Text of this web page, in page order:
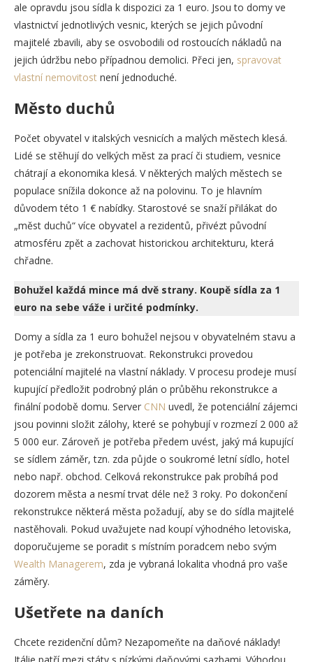
ale opravdu jsou sídla k dispozici za 1 euro. Jsou to domy ve
vlastnictví jednotlivých vesnic, kterých se jejich původní
majitelé zbavili, aby se osvobodili od rostoucích nákladů na
jejich údržbu nebo případnou demolici. Přeci jen, spravovat
vlastní nemovitost není jednoduché.
Město duchů
Počet obyvatel v italských vesnicích a malých městech klesá.
Lidé se stěhují do velkých měst za prací či studiem, vesnice
chátrají a ekonomika klesá. V některých malých městech se
populace snížila dokonce až na polovinu. To je hlavním
důvodem této 1 € nabídky. Starostové se snaží přilákat do
„měst duchů“ více obyvatel a rezidentů, přivézt původní
atmosféru zpět a zachovat historickou architekturu, která
chřadne.
Bohužel každá mince má dvě strany. Koupě sídla za 1
euro na sebe váže i určité podmínky.
Domy a sídla za 1 euro bohužel nejsou v obyvatelném stavu a
je potřeba je zrekonstruovat. Rekonstrukci provedou
potenciální majitelé na vlastní náklady. V procesu prodeje musí
kupující předložit podrobný plán o průběhu rekonstrukce a
finální podobě domu. Server CNN uvedl, že potenciální zájemci
jsou povinni složit zálohy, které se pohybují v rozmezí 2 000 až
5 000 eur. Zároveň je potřeba předem uvést, jaký má kupující
se sídlem záměr, tzn. zda půjde o soukromé letní sídlo, hotel
nebo např. obchod. Celková rekonstrukce pak probíhá pod
dozorem města a nesmí trvat déle než 3 roky. Po dokončení
rekonstrukce některá města požadují, aby se do sídla majitelé
nastěhovali. Pokud uvažujete nad koupí výhodného letoviska,
doporučujeme se poradit s místním poradcem nebo svým
Wealth Managerem, zda je vybraná lokalita vhodná pro vaše
záměry.
Ušetřete na daních
Chcete rezidenční dům? Nezapomeňte na daňové náklady!